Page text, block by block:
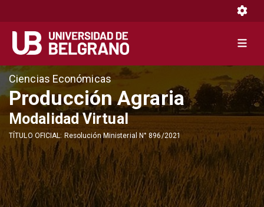
Pasar
contenido
principal
Ciencias Económicas
Producción Agraria
Modalidad Virtual
TÍTULO OFICIAL: Resolución Ministerial N° 896/2021